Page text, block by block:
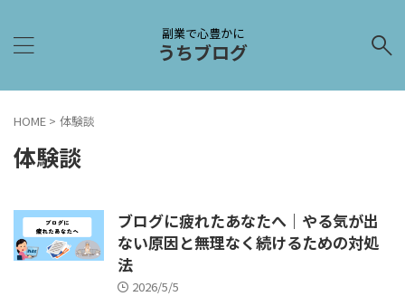
副業で心豊かに
うちブログ
HOME > 体験談
体験談
ブログに疲れたあなたへ｜やる気が出
ない原因と無理なく続けるための対処
法
2026/5/5